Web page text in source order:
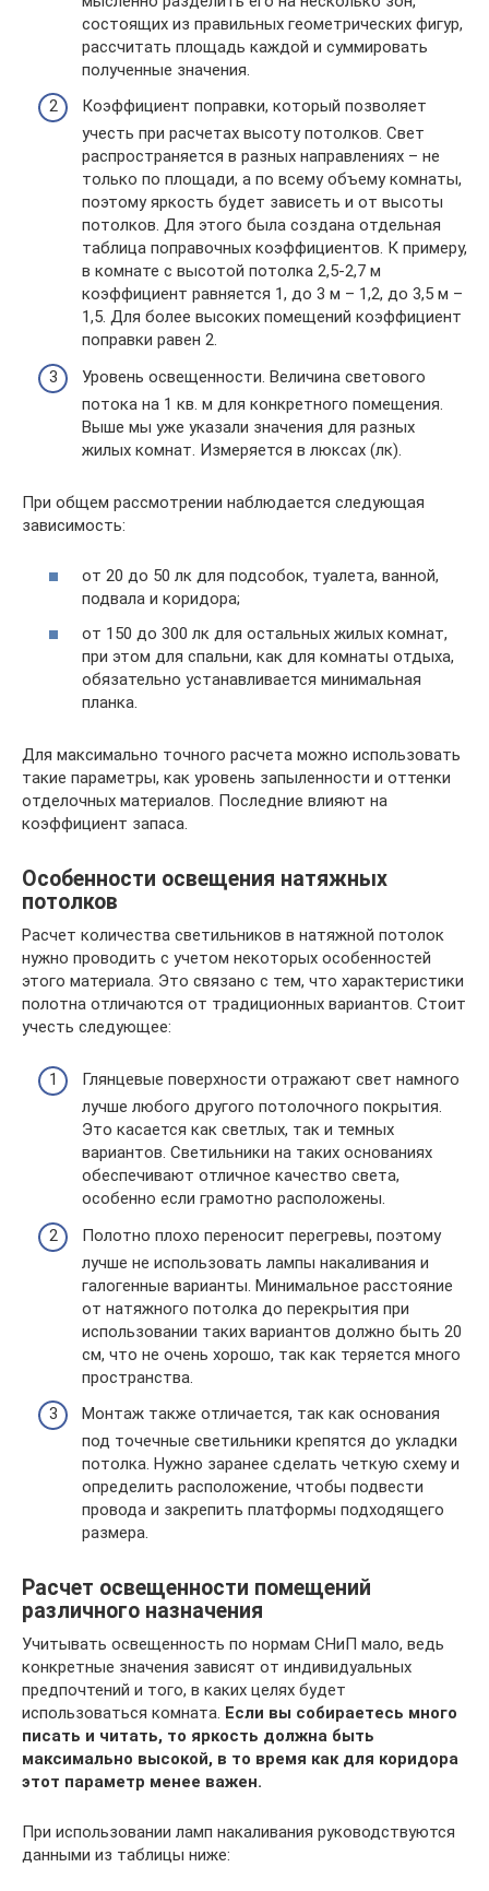
состоящих из правильных геометрических фигур,
рассчитать площадь каждой и суммировать
полученные значения.
Коэффициент поправки, который позволяет
учесть при расчетах высоту потолков. Свет
распространяется в разных направлениях – не
только по площади, а по всему объему комнаты,
поэтому яркость будет зависеть и от высоты
потолков. Для этого была создана отдельная
таблица поправочных коэффициентов. К примеру,
в комнате с высотой потолка 2,5-2,7 м
коэффициент равняется 1, до 3 м – 1,2, до 3,5 м –
1,5. Для более высоких помещений коэффициент
поправки равен 2.
Уровень освещенности. Величина светового
потока на 1 кв. м для конкретного помещения.
Выше мы уже указали значения для разных
жилых комнат. Измеряется в люксах (лк).
При общем рассмотрении наблюдается следующая
зависимость:
от 20 до 50 лк для подсобок, туалета, ванной,
подвала и коридора;
от 150 до 300 лк для остальных жилых комнат,
при этом для спальни, как для комнаты отдыха,
обязательно устанавливается минимальная
планка.
Для максимально точного расчета можно использовать
такие параметры, как уровень запыленности и оттенки
отделочных материалов. Последние влияют на
коэффициент запаса.
Особенности освещения натяжных
потолков
Расчет количества светильников в натяжной потолок
нужно проводить с учетом некоторых особенностей
этого материала. Это связано с тем, что характеристики
полотна отличаются от традиционных вариантов. Стоит
учесть следующее:
Глянцевые поверхности отражают свет намного
лучше любого другого потолочного покрытия.
Это касается как светлых, так и темных
вариантов. Светильники на таких основаниях
обеспечивают отличное качество света,
особенно если грамотно расположены.
Полотно плохо переносит перегревы, поэтому
лучше не использовать лампы накаливания и
галогенные варианты. Минимальное расстояние
от натяжного потолка до перекрытия при
использовании таких вариантов должно быть 20
см, что не очень хорошо, так как теряется много
пространства.
Монтаж также отличается, так как основания
под точечные светильники крепятся до укладки
потолка. Нужно заранее сделать четкую схему и
определить расположение, чтобы подвести
провода и закрепить платформы подходящего
размера.
Расчет освещенности помещений
различного назначения
Учитывать освещенность по нормам СНиП мало, ведь
конкретные значения зависят от индивидуальных
предпочтений и того, в каких целях будет
использоваться комната. Если вы собираетесь много
писать и читать, то яркость должна быть
максимально высокой, в то время как для коридора
этот параметр менее важен.
При использовании ламп накаливания руководствуются
данными из таблицы ниже: